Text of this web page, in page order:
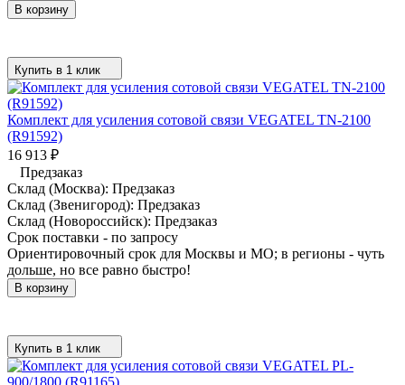
В корзину
Купить в 1 клик
Комплект для усиления сотовой связи VEGATEL TN-2100
(R91592)
16 913 ₽
Предзаказ
Склад (Москва): Предзаказ
Склад (Звенигород): Предзаказ
Склад (Новороссийск): Предзаказ
Срок поставки - по запросу
Ориентировочный срок для Москвы и МО; в регионы - чуть
дольше, но все равно быстро!
В корзину
Купить в 1 клик